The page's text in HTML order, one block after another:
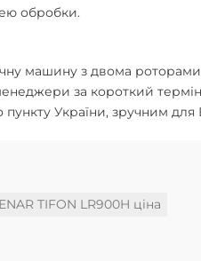
обробки.
машину з двома роторами
за короткий
України, зручним для
TIFON LR900H ціна